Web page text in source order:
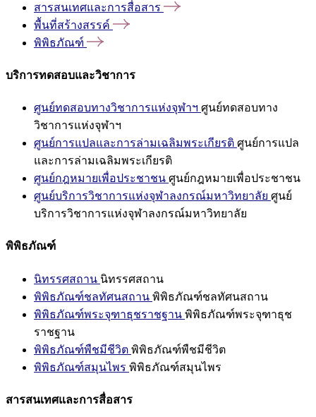
สารสนเทศและการสื่อสาร
พื้นที่สร้างสรรค์
พิพิธภัณฑ์
บริการทดสอบและวิชาการ
ศูนย์ทดสอบทางวิชาการแห่งจุฬาฯ ศูนย์ทดสอบทาง
วิชาการแห่งจุฬาฯ
ศูนย์การแปลและการล่ามเฉลิมพระเกียรติ ศูนย์การแปล
และการล่ามเฉลิมพระเกียรติ
ศูนย์กฎหมายเพื่อประชาชน ศูนย์กฎหมายเพื่อประชาชน
ศูนย์บริการวิชาการแห่งจุฬาลงกรณ์มหาวิทยาลัย ศูนย์
บริการวิชาการแห่งจุฬาลงกรณ์มหาวิทยาลัย
พิพิธภัณฑ์
นิทรรศสถาน นิทรรศสถาน
พิพิธภัณฑ์ชลทัศนสถาน พิพิธภัณฑ์ชลทัศนสถาน
พิพิธภัณฑ์พระจุฑาธุชราชฐาน พิพิธภัณฑ์พระจุฑาธุช
ราชฐาน
พิพิธภัณฑ์พืชมีชีวิต พิพิธภัณฑ์พืชมีชีวิต
พิพิธภัณฑ์สมุนไพร พิพิธภัณฑ์สมุนไพร
สารสนเทศและการสื่อสาร